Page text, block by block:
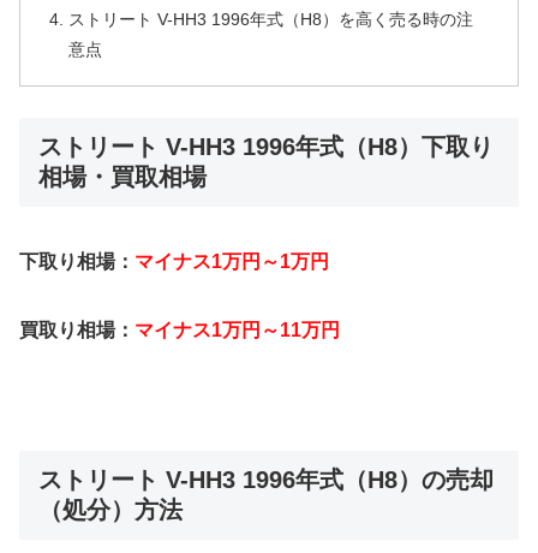
ストリート V-HH3 1996年式（H8）を高く売る時の注
意点
ストリート V-HH3 1996年式（H8）下取り
相場・買取相場
下取り相場： マイナス1万円～1万円
買取り相場： マイナス1万円～11万円
ストリート V-HH3 1996年式（H8）の売却
（処分）方法